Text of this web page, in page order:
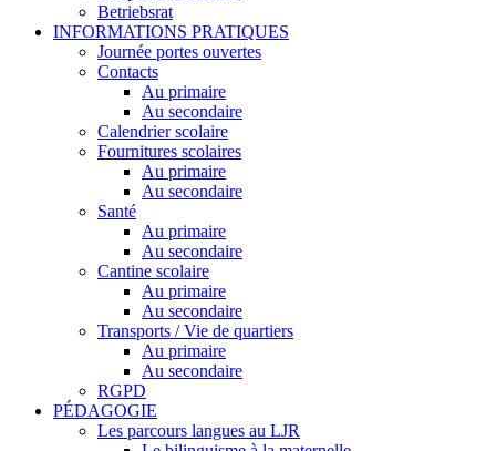
Betriebsrat
INFORMATIONS PRATIQUES
Journée portes ouvertes
Contacts
Au primaire
Au secondaire
Calendrier scolaire
Fournitures scolaires
Au primaire
Au secondaire
Santé
Au primaire
Au secondaire
Cantine scolaire
Au primaire
Au secondaire
Transports / Vie de quartiers
Au primaire
Au secondaire
RGPD
PÉDAGOGIE
Les parcours langues au LJR